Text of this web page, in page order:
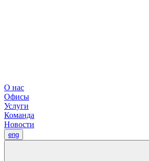
О нас
Офисы
Услуги
Команда
Новости
eng